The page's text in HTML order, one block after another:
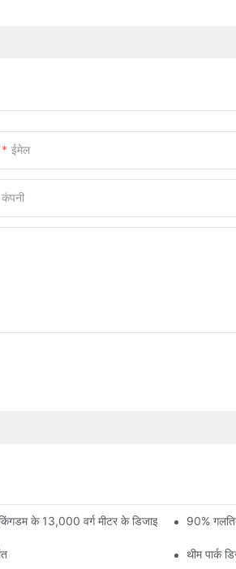
ईमेल
कंपनी
आकर्षण मौजूद हैं।
के 13,000 वर्ग मीटर के डिजाइन और निर्माण
90%
थीम पार्क